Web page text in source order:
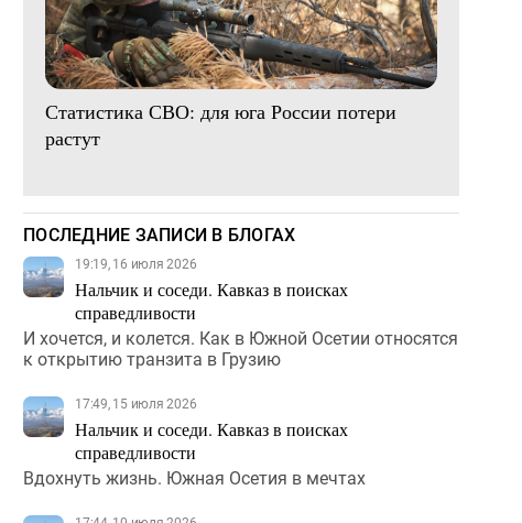
Статистика СВО: для юга России потери
растут
ПОСЛЕДНИЕ ЗАПИСИ В БЛОГАХ
19:19, 16 июля 2026
Нальчик и соседи. Кавказ в поисках
справедливости
И хочется, и колется. Как в Южной Осетии относятся
к открытию транзита в Грузию
17:49, 15 июля 2026
Нальчик и соседи. Кавказ в поисках
справедливости
Вдохнуть жизнь. Южная Осетия в мечтах